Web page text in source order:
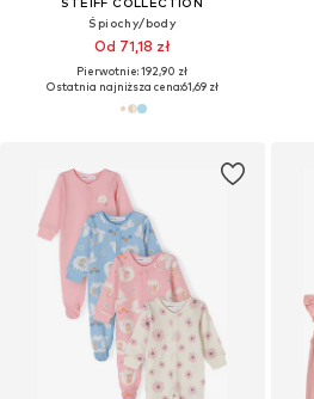
Śpiochy/body
Od 71,18 zł
Pierwotnie: 192,90 zł
Ostatnia najniższa cena:61,69 zł